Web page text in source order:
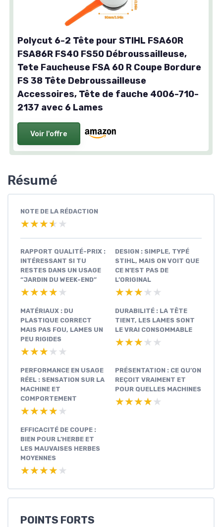
Polycut 6-2 Tête pour STIHL FSA60R
FSA86R FS40 FS50 Débroussailleuse,
Tete Faucheuse FSA 60 R Coupe Bordure
FS 38 Tête Debroussailleuse
Accessoires, Tête de fauche 4006-710-
2137 avec 6 Lames
Voir l'offre
Résumé
NOTE DE LA RÉDACTION
★★★★★
★★★★★
RAPPORT QUALITÉ-PRIX :
INTÉRESSANT SI TU
RESTES DANS UN USAGE
“JARDIN DU WEEK-END”
★★★★★
★★★★★
DESIGN : SIMPLE, TYPÉ
STIHL, MAIS ON VOIT QUE
CE N’EST PAS DE
L’ORIGINAL
★★★★★
★★★★★
MATÉRIAUX : DU
PLASTIQUE CORRECT
MAIS PAS FOU, LAMES UN
PEU RIGIDES
★★★★★
★★★★★
DURABILITÉ : LA TÊTE
TIENT, LES LAMES SONT
LE VRAI CONSOMMABLE
★★★★★
★★★★★
PERFORMANCE EN USAGE
RÉEL : SENSATION SUR LA
MACHINE ET
COMPORTEMENT
★★★★★
★★★★★
PRÉSENTATION : CE QU’ON
REÇOIT VRAIMENT ET
POUR QUELLES MACHINES
★★★★★
★★★★★
EFFICACITÉ DE COUPE :
BIEN POUR L’HERBE ET
LES MAUVAISES HERBES
MOYENNES
★★★★★
★★★★★
POINTS FORTS